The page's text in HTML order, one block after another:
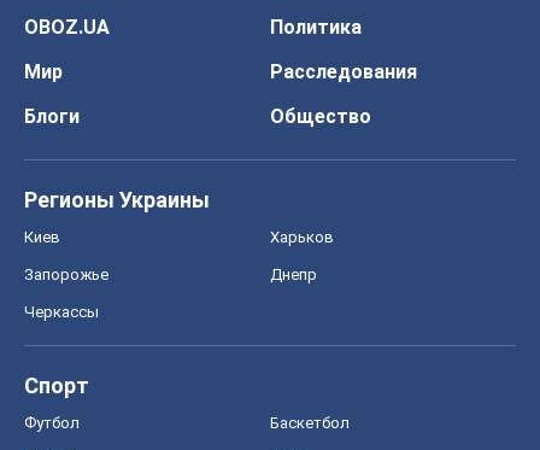
OBOZ.UA
Политика
Мир
Расследования
Блоги
Общество
Регионы Украины
Киев Харьков
Запорожье Днепр
Черкассы
Спорт
Футбол Баскетбол